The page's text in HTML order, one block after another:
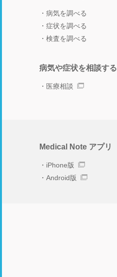
病気を調べる
症状を調べる
検査を調べる
病気や症状を相談する
医療相談
Medical Note アプリ
iPhone版
Android版